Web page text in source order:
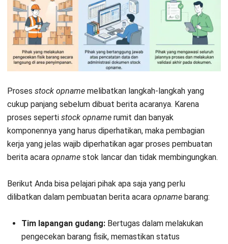
Proses stock opname melibatkan langkah-langkah yang
cukup panjang sebelum dibuat berita acaranya. Karena
proses seperti stock opname rumit dan banyak
komponennya yang harus diperhatikan, maka pembagian
kerja yang jelas wajib diperhatikan agar proses pembuatan
berita acara opname stok lancar dan tidak membingungkan.
Berikut Anda bisa pelajari pihak apa saja yang perlu
dilibatkan dalam pembuatan berita acara opname barang:
Tim lapangan gudang: Bertugas dalam melakukan
pengecekan barang fisik, memastikan status